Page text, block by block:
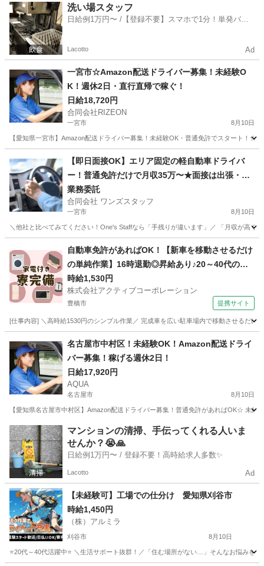
愛知 名古屋市 ドライバー 置き配
洗い場スタッフ
日給例1万円〜 /【登録不要】スマホで1分！単発バイ
Lacotto Ad
一宮市☆Amazon配送ドライバー募集！未経験O
K！週休2日・直行直帰で稼ぐ！
日給18,720円
合同会社RIZEON
一宮市 8月10日
【愛知県一宮市】Amazon配送ドライバー募集！未経験OK・普通免許でスタート！☆
ドライバー Amazon
【即日面接OK】エリア固定の軽自動車ドライバ
ー！普通免許だけで月収35万〜★面接は出張・オ
ンラインOK！車レンタルあり・直行直帰
業務委託
合同会社 ワンズスタッフ
一宮市 8月10日
＼他社と比べてみてください！One's Staffなら「手残りが違います」／ 「月収が高
ドライバー 置き配
自動車免許があればOK！【新車を移動させるだけ
の単純作業】16時退勤◎昇給あり♪20～40代の男
女スタッフ活躍中
時給1,530円
株式会社アクティブコーポレーション
豊橋市 提携サイト
[仕事内容] ＼高時給1530円のシンプル作業／ 完成車を広い駐車場内で移動させるだ
ドライバー
名古屋市中村区！未経験OK！Amazon配送ドライ
バー募集！稼げる週休2日！
日給17,920円
AQUA
名古屋市 8月10日
【愛知県名古屋市中村区】Amazon配送ドライバー募集！普通免許があればOK☆ 未
愛知 名古屋市 ドライバー Amazon
マンションの清掃、手伝ってくれる人いま
せんか？😭🙏
日給例1万円〜 / 登録不要！高時給求人多数✨
Lacotto Ad
【未経験可】工場での仕分け 愛知県刈谷市
時給1,450円
（株）アルミラ
刈谷市 8月10日
⭐20代～40代活躍中⭐ ＼生活サポート抜群！／「住む場所がない…」そんなお悩み